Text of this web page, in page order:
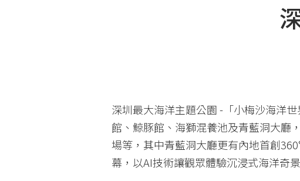
深圳最大海洋主題公園 -「小梅沙海洋
館、鯨豚館、海獅混養池及青藍洞大廳
場等，其中青藍洞大廳更有內地首創
幕，以AI技術讓觀眾體驗沉浸式海洋奇景